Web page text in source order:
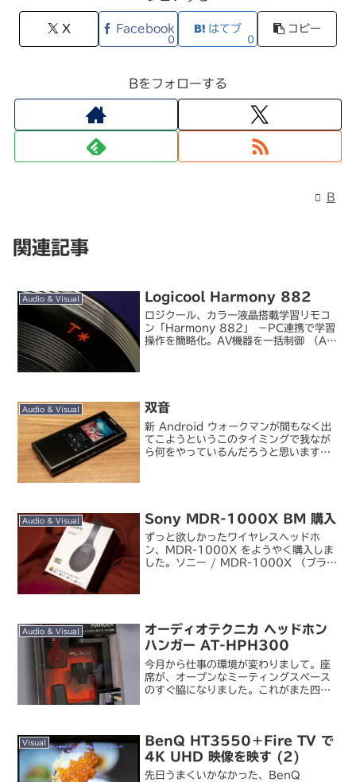
X Facebook
0
はてブ
0
コピー
Bをフォローする
B
関連記事
Audio & Visual Logicool Harmony 882
ロジクール、カラー液晶搭載学習リモコ
ン「Harmony 882」 －PC連携で学習
操作を簡略化。AV機器を一括制御 （AV
Audio & Visual 双音
新 Android ウォークマンが間もなく出
てこようというこのタイミングで我なが
ら何をやっているんだろうと思います
Audio & Visual Sony MDR-1000X BM 購入
ずっと欲しかったワイヤレスヘッドホ
ン、MDR-1000X をようやく購入しま
した。ソニー / MDR-1000X （ブラッ
Audio & Visual
オーディオテクニカ ヘッドホン
ハンガー AT-HPH300
今月から仕事の環境が変わりまして。座
席が、オープンなミーティングスペース
のすぐ脇になりました。これがまた四六
わけで、そういうときだ...
Visual
BenQ HT3550＋Fire TV で
4K UHD 映像を映す (2)
先日うまくいかなかった、BenQ